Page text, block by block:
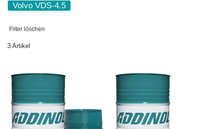
Volvo VDS-4.5
Filter löschen
3 Artikel